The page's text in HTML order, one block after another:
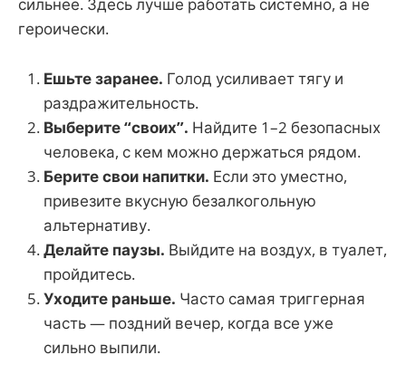
сильнее. Здесь лучше работать системно, а не
героически.
Ешьте заранее. Голод усиливает тягу и
раздражительность.
Выберите “своих”. Найдите 1–2 безопасных
человека, с кем можно держаться рядом.
Берите свои напитки. Если это уместно,
привезите вкусную безалкогольную
альтернативу.
Делайте паузы. Выйдите на воздух, в туалет,
пройдитесь.
Уходите раньше. Часто самая триггерная
часть — поздний вечер, когда все уже
сильно выпили.